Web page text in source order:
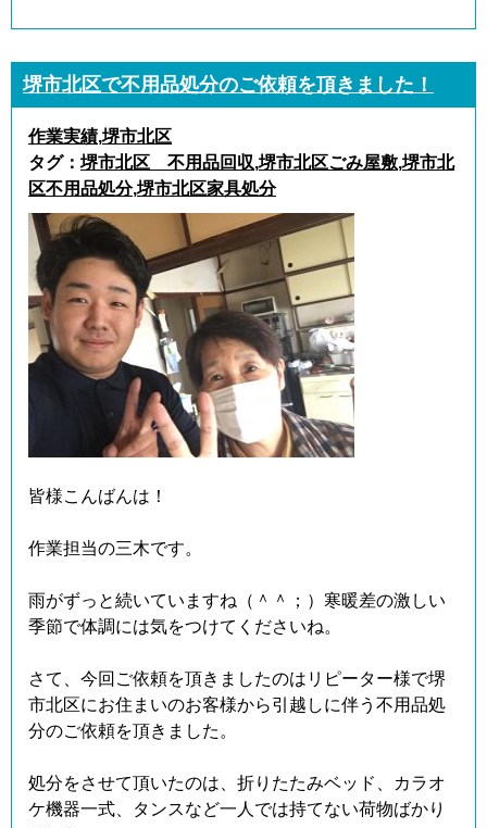
堺市北区で不用品処分のご依頼を頂きました！
作業実績,堺市北区
タグ： 堺市北区 不用品回収,堺市北区ごみ屋敷,堺市北
区不用品処分,堺市北区家具処分
皆様こんばんは！
作業担当の三木です。
雨がずっと続いていますね（＾＾；）寒暖差の激しい
季節で体調には気をつけてくださいね。
さて、今回ご依頼を頂きましたのはリピーター様で堺
市北区にお住まいのお客様から引越しに伴う不用品処
分のご依頼を頂きました。
処分をさせて頂いたのは、折りたたみベッド、カラオ
ケ機器一式、タンスなど一人では持てない荷物ばかり